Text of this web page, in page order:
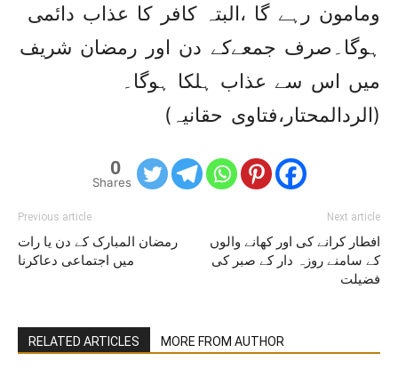
ومامون رہے گا ،البتہ کافر کا عذاب دائمی
ہوگا۔صرف جمعےکے دن اور رمضان شریف
میں اس سے عذاب ہلکا ہوگا۔
(الردالمحتار،فتاوی حقانیہ)
0
Shares
Previous article
رمضان المبارک کے دن یا رات
میں اجتماعی دعاکرنا
Next article
افطار کرانے کی اور کھانے والوں
کے سامنے روزہ دار کے صبر کی
فضیلت
RELATED ARTICLES MORE FROM AUTHOR